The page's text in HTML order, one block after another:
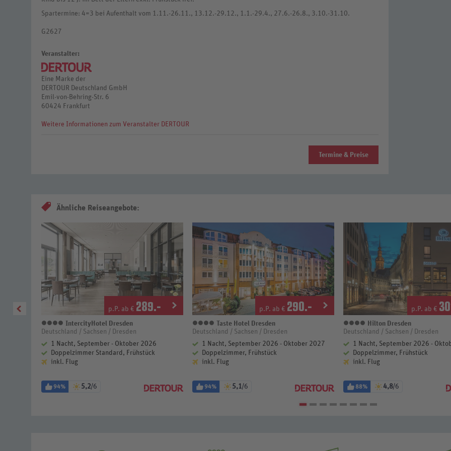
Spartermine: 4=3 bei Aufenthalt vom 1.11.-26.11., 13.12.-29.12., 1.1.-29.4., 27.6.-26.8., 3.10.-31.10.
G2627
Veranstalter:
Eine Marke der
DERTOUR Deutschland GmbH
Emil-von-Behring-Str. 6
60424 Frankfurt
Weitere Informationen zum Veranstalter DERTOUR
Termine & Preise
Ähnliche Reiseangebote:
p.P. ab € 289.-
4 Sterne
IntercityHotel Dresden
Deutschland / Sachsen / Dresden
1 Nacht, September - Oktober 2026
Doppelzimmer Standard, Frühstück
inkl. Flug
94% 5,2/6
p.P. ab € 290.-
4 Sterne
Taste Hotel Dresden
Deutschland / Sachsen / Dresden
1 Nacht, September 2026 - Oktober 2027
Doppelzimmer, Frühstück
inkl. Flug
94% 5,1/6
p.P. ab €
4 Sterne
Hilton Dresden
Deutschland / Sachsen / Dresden
1 Nacht, September 2026 -
Doppelzimmer, Frühstück
inkl. Flug
88% 4,8/6